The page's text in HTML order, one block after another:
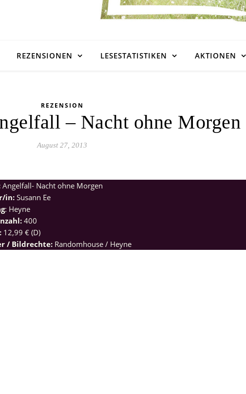
REZENSIONEN LESESTATISTIKEN AKTIONEN
REZENSION
– Nacht ohne Morgen
August 27, 2013
Angelfall- Nacht ohne Morgen
in:Susann Ee
: Heyne
400
12,99 € (D)
/ Bildrechte: Randomhouse / Heyne